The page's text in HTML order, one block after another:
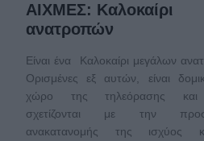
ΑΙΧΜΕΣ: Καλοκαίρι
ανατροπών
Είναι ένα Καλοκαίρι μεγάλων
Ορισμένες εξ αυτών, είναι
χώρο της τηλεόρασης και
σχετίζονται με την
ανακατανομής της ισχύος